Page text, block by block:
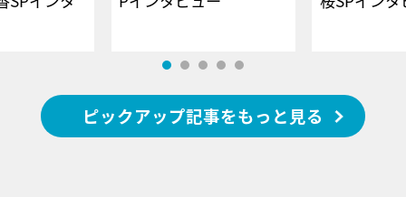
ピックアップ記事をもっと見る